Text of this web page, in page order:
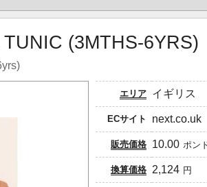
(3MTHS-6YRS)
エリア イギリス
ECサイト next.co.uk
販売価格 10.00 ポン
換算価格 2,124 円